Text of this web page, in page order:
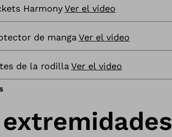
HarmonyVer el video
de manga Ver el video
de la rodilla Ver el video